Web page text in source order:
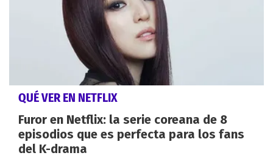
QUÉ VER EN NETFLIX
Furor en Netflix: la serie coreana de 8
episodios que es perfecta para los fans
del K-drama